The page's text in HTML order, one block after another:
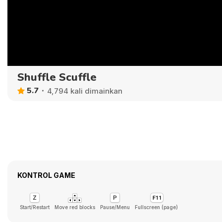
Shuffle Scuffle
5.7 4,794 kali dimainkan
KONTROL GAME
Start/Restart Move red blocks Pause/Menu Fullscreen (page)